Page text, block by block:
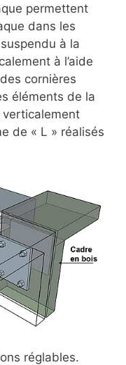
permettent
dans les
à la
à l’aide
cornières
éléments de la
de « L » réalisés
réglables.